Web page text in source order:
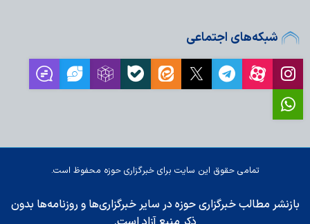
شبکه‌های اجتماعی
تمامی حقوق این سایت برای خبرگزاری حوزه محفوظ است.
بازنشر مطالب خبرگزاری حوزه در سایر خبرگزاری‌ها و روزنامه‌ها بدون